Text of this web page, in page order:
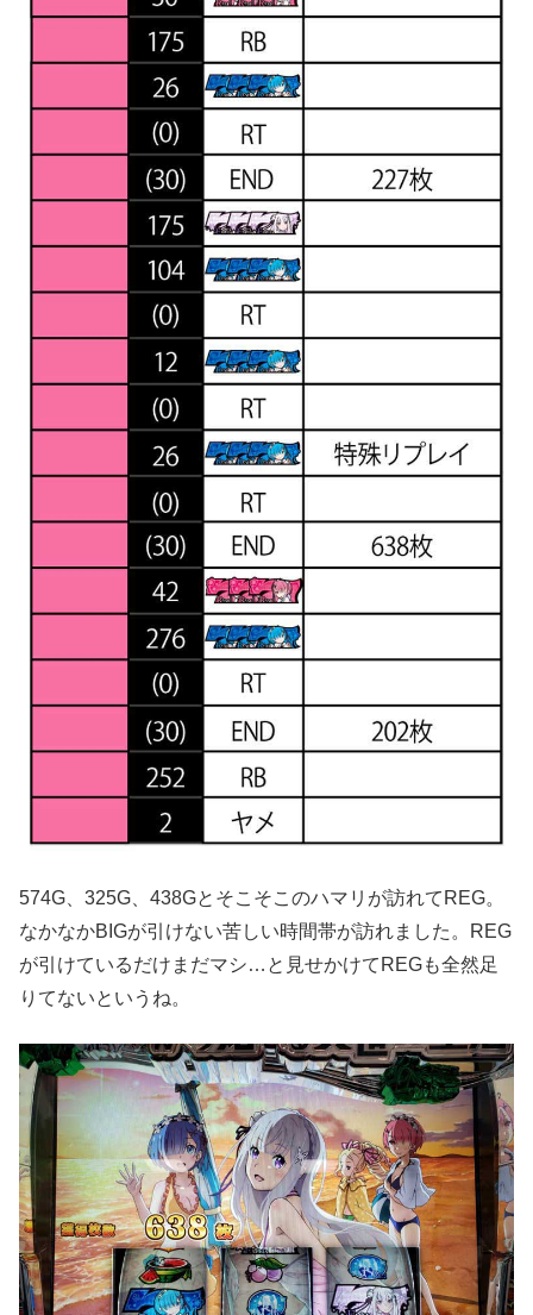
574G、325G、438Gとそこそこのハマリが訪れてREG。
なかなかBIGが引けない苦しい時間帯が訪れました。REG
が引けているだけまだマシ…と見せかけてREGも全然足
りてないというね。